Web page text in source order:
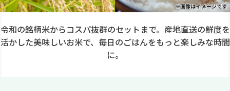
令和の銘柄米からコスパ抜群のセットまで。産地直送の鮮度を
活かした美味しいお米で、毎日のごはんをもっと楽しみな時間
に。